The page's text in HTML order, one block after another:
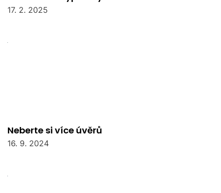
17. 2. 2025
Neberte si více úvěrů
16. 9. 2024